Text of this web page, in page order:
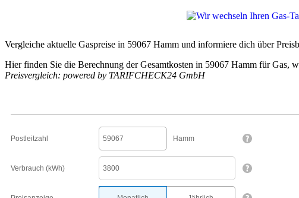
Vergleiche aktuelle Gaspreise in 59067 Hamm und informiere dich über
Hier finden Sie die Berechnung der Gesamtkosten in 59067 Hamm für Gas,
Preisvergleich: powered by TARIFCHECK24 GmbH